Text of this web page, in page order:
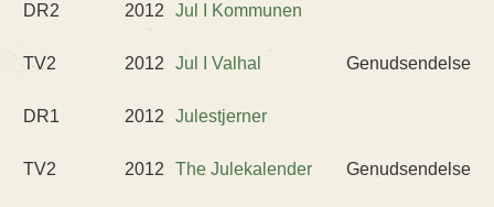
DR2 2012 Jul I Kommunen
TV2 2012 Jul I Valhal Genudsendelse
DR1 2012 Julestjerner
TV2 2012 The Julekalender Genudsendelse